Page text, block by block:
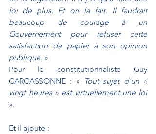
loi de plus. Et on la fait. Il faudrait
beaucoup de courage à un
Gouvernement pour refuser cette
satisfaction de papier à son opinion
publique. »
Pour le constitutionnaliste Guy
CARCASSONNE : «
Tout sujet d'un «
vingt heures » est virtuellement une loi
».
Et il ajoute :